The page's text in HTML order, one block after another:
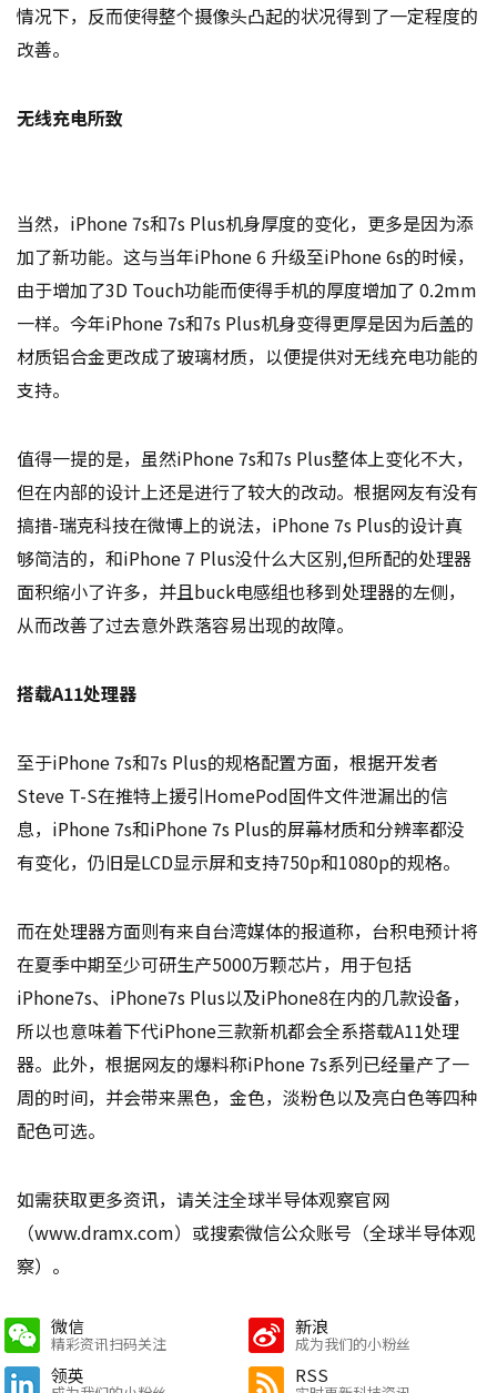
情况下，反而使得整个摄像头凸起的状况得到了一定程度的
改善。
无线充电所致
当然，iPhone 7s和7s Plus机身厚度的变化，更多是因为添
加了新功能。这与当年iPhone 6 升级至iPhone 6s的时候，
由于增加了3D Touch功能而使得手机的厚度增加了 0.2mm
一样。今年iPhone 7s和7s Plus机身变得更厚是因为后盖的
材质铝合金更改成了玻璃材质，以便提供对无线充电功能的
支持。
值得一提的是，虽然iPhone 7s和7s Plus整体上变化不大，
但在内部的设计上还是进行了较大的改动。根据网友有没有
搞措-瑞克科技在微博上的说法，iPhone 7s Plus的设计真
够简洁的，和iPhone 7 Plus没什么大区别,但所配的处理器
面积缩小了许多，并且buck电感组也移到处理器的左侧，
从而改善了过去意外跌落容易出现的故障。
搭载A11处理器
至于iPhone 7s和7s Plus的规格配置方面，根据开发者
Steve T-S在推特上援引HomePod固件文件泄漏出的信
息，iPhone 7s和iPhone 7s Plus的屏幕材质和分辨率都没
有变化，仍旧是LCD显示屏和支持750p和1080p的规格。
而在处理器方面则有来自台湾媒体的报道称，台积电预计将
在夏季中期至少可研生产5000万颗芯片，用于包括
iPhone7s、iPhone7s Plus以及iPhone8在内的几款设备，
所以也意味着下代iPhone三款新机都会全系搭载A11处理
器。此外，根据网友的爆料称iPhone 7s系列已经量产了一
周的时间，并会带来黑色，金色，淡粉色以及亮白色等四种
配色可选。
如需获取更多资讯，请关注全球半导体观察官网
（www.dramx.com）或搜索微信公众账号（全球半导体观
察）。
微信
精彩资讯扫码关注
新浪
成为我们的小粉丝
领英 RSS